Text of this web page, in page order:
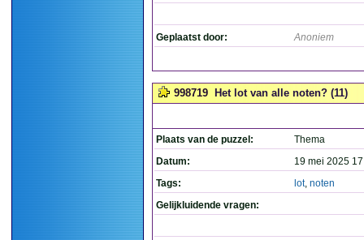
Geplaatst door: Anoniem
998719 Het lot van alle noten? (11)
Plaats van de puzzel:
Thema
Datum:
19 mei 2025
Tags:
lot, noten
Gelijkluidende vragen: